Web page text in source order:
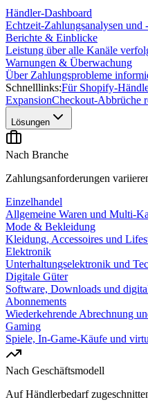
Händler-Dashboard
Echtzeit-Zahlungsanalysen und
Berichte & Einblicke
Leistung über alle Kanäle
Warnungen & Überwachung
Über Zahlungsprobleme
Schnelllinks:Für Shopify-
ExpansionCheckout-Abbrüche
Lösungen
Nach Branche
Zahlungsanforderungen
Einzelhandel
Allgemeine Waren und Multi-
Mode & Bekleidung
Kleidung, Accessoires und
Elektronik
Unterhaltungselektronik und
Digitale Güter
Software, Downloads und
Abonnements
Wiederkehrende Abrechnung
Gaming
Spiele, In-Game-Käufe und
Nach Geschäftsmodell
Auf Händlerbedarf